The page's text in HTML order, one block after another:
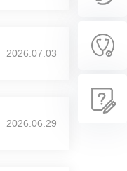
2026.07.03
2026.06.29